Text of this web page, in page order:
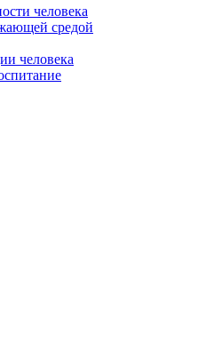
человека
средой
человека